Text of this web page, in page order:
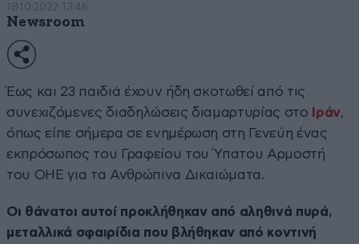
18·10·2022 13:46
Newsroom
Έως και 23 παιδιά έχουν ήδη σκοτωθεί από τις
συνεχιζόμενες διαδηλώσεις διαμαρτυρίας στο
Ιράν,
όπως είπε σήμερα σε ενημέρωση στη Γενεύη ένας
εκπρόσωπος του Γραφείου του Ύπατου Αρμοστή
του ΟΗΕ για τα Ανθρώπινα Δικαιώματα.
Οι θάνατοι αυτοί προκλήθηκαν από αληθινά πυρά,
μεταλλικά σφαιρίδια που βλήθηκαν από κοντινή